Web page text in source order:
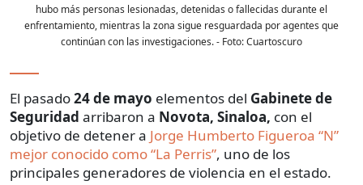
hubo más personas lesionadas, detenidas o fallecidas durante el
enfrentamiento, mientras la zona sigue resguardada por agentes que
continúan con las investigaciones.- Foto:Cuartoscuro
El pasado24 de mayo elementos del Gabinete de
Seguridad arribaron a Novota, Sinaloa, con el
objetivo de detener a Jorge Humberto Figueroa “N”
mejor conocido como “La Perris”, uno de los
principales generadores de violencia en el estado.